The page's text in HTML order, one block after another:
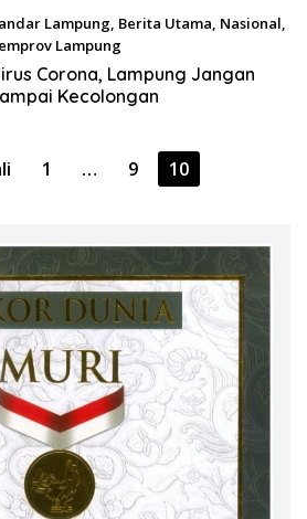
Lampung, Berita Utama, Nasional,
Lampung
Januari 2020
Corona, Lampung Jangan
Kecolongan
1 … 9 10